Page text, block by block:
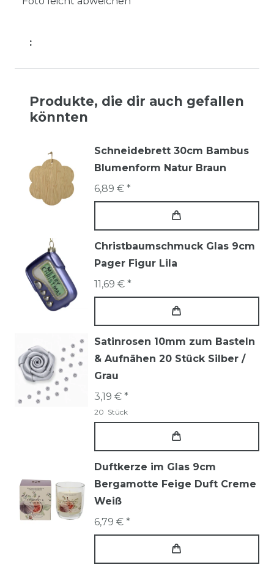
:
Produkte, die dir auch gefallen
könnten
Schneidebrett 30cm Bambus
Blumenform Natur Braun
6,89 € *
Christbaumschmuck Glas 9cm
Pager Figur Lila
11,69 € *
Satinrosen 10mm zum Basteln
& Aufnähen 20 Stück Silber /
Grau
3,19 € *
20 Stück
Duftkerze im Glas 9cm
Bergamotte Feige Duft Creme
Weiß
6,79 € *